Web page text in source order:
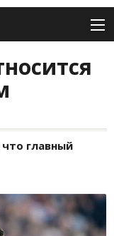
главный